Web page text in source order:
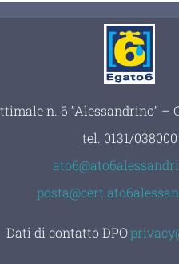
n. 6 “Alessandrino”
tel. 0131/038000
Dati di contatto DPO: